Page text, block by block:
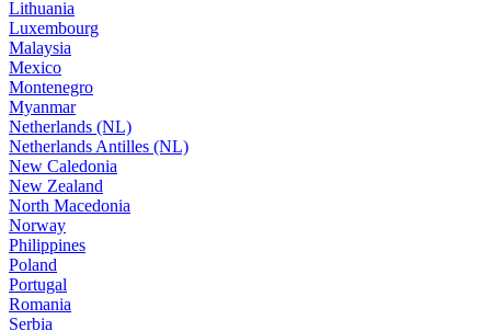
Lithuania
Luxembourg
Malaysia
Mexico
Montenegro
Myanmar
Netherlands (NL)
Netherlands Antilles (NL)
New Caledonia
New Zealand
North Macedonia
Norway
Philippines
Poland
Portugal
Romania
Serbia